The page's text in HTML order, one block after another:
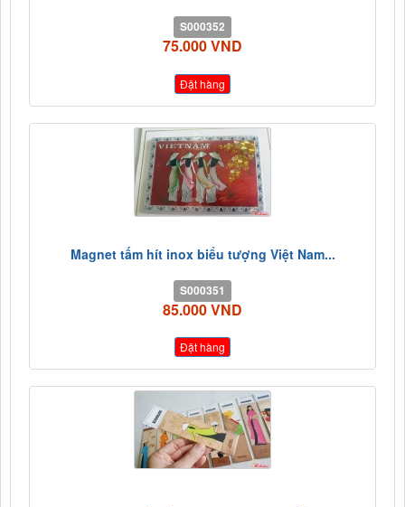
S000352
75.000 VND
Đặt hàng
Magnet tấm hít inox biểu tượng Việt Nam...
S000351
85.000 VND
Đặt hàng